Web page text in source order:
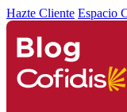
Hazte Cliente Espacio